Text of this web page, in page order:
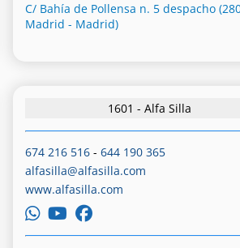
C/ Bahía de Pollensa n. 5 despacho
Madrid - Madrid)
1601 - Alfa Silla
674 216 516 -644 190 365
alfasilla@alfasilla.com
www.alfasilla.com